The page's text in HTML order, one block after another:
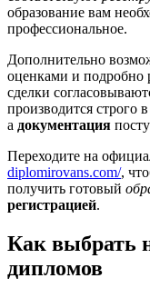
образование вам
профессиональное.
Дополнительно
оценками и
сделки
производится строго
а документация
Переходите на
diplomirovans.com/,
получить готовый
регистрацией.
Как выбрать
дипломов